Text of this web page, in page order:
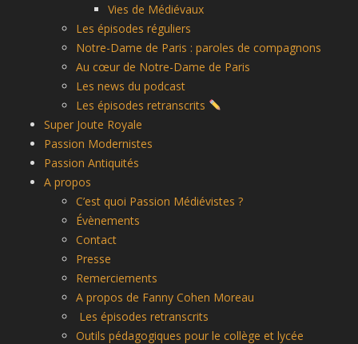
Vies de Médiévaux
Les épisodes réguliers
Notre-Dame de Paris : paroles de compagnons
Au cœur de Notre-Dame de Paris
Les news du podcast
Les épisodes retranscrits
Super Joute Royale
Passion Modernistes
Passion Antiquités
A propos
C’est quoi Passion Médiévistes ?
Évènements
Contact
Presse
Remerciements
A propos de Fanny Cohen Moreau
Les épisodes retranscrits
Outils pédagogiques pour le collège et lycée